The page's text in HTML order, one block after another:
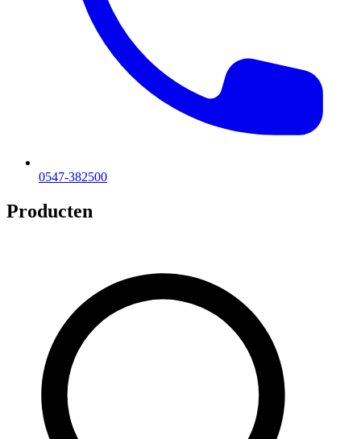
0547-382500
Producten